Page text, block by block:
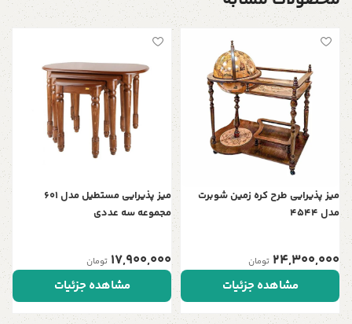
میز پذیرایی طرح کره زمین شوبرت
مدل 4544
24,300,000 تومان
مشاهده جزئیات
میز پذیرایی مستطیل مدل 601
مجموعه سه عددی
17,900,000 تومان
مشاهده جزئیات